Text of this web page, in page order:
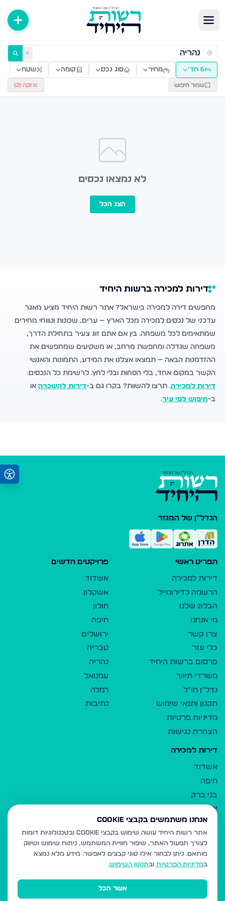
דירות למכירה ולהשכרה — רשות היחיד ✕
6 חד׳ מחיר סוג נכס קומה שטח
שמור חיפוש נקה (2
)
לא נמצאו נכסים
הצג הכל
דירות למכירה ברשות היחיד
מחפשים דירה למכירה בישראל? אתר רשות היחיד מציע מאגר
עדכני של נכסים למכירה מכל הארץ — ערים, שכונות וטווחי מחירים
שמתאימים לכל משפחה. בין אם אתם זוג צעיר בתחילת הדרך,
משפחה שגדלה ומחפשת מרחב, או משקיעים שמחפשים את
ההזדמנות הבאה — תמצאו אצלנו את המידע, התמונות והאנשי
הקשר במקום אחד, בלי הסחות ובלי לחץ. לרשימת כל הנכסים:
דירות למכירה. תרצו להשוות? בקרו גם ב-דירות להשכרה או
ב-חיפוש לפי עיר.
הנדל"ן של המגזר
תפריט ראשי
דירות למכירה
הרשמה לדירומייל
הבלוג שלנו
מי אנחנו
צרו קשר
כלי עזר
פרסום ברשות היחיד
משרדי תיווך
נדל"ן חו"ל
תקנון ותנאי שימוש
מדיניות פרטיות
הצהרת נגישות
פרויקטים חדשים
אשדוד
אשקלון
חולון
חיפה
ירושלים
טבריה
נהריה
עמנואל
רמלה
נתיבות
דירות למכירה
אשדוד
חיפה
בני ברק
ירושלים
אלעד
גבעת זאב
בית שמש
רכסים
מודיעין עילית
אנחנו משתמשים בקבצי Cookie
אתר רשות היחיד עושה שימוש בקבצי Cookie ובטכנולוגיות דומות
לצורך תפעול האתר, שיפור חוויית המשתמש, ניתוח שימוש ושיווק
מותאם. ניתן לבחור אילו סוגי קבצים לאפשר. מידע מלא נמצא
במדיניות הפרטיות ובתקנון השימוש.
אשר הכל